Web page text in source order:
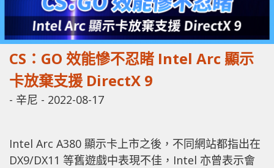
CS：GO 效能慘不忍睹 Intel Arc 顯示
卡放棄支援 DirectX 9
- 辛尼 - 2022-08-17
Intel Arc A380 顯示卡上市之後，不同網站都指出在
DX9/DX11 等舊遊戲中表現不佳，Intel 亦曾表示會